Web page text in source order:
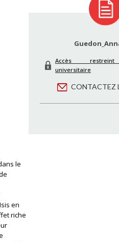
le
en
riche
Accès restreint
universitaire
CONTACTEZ